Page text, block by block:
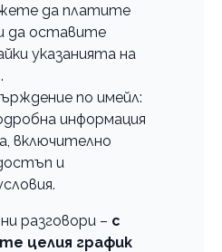
да платите
да оставите
указанията на
по имейл:
информация
включително
и
разговори – с
целия график